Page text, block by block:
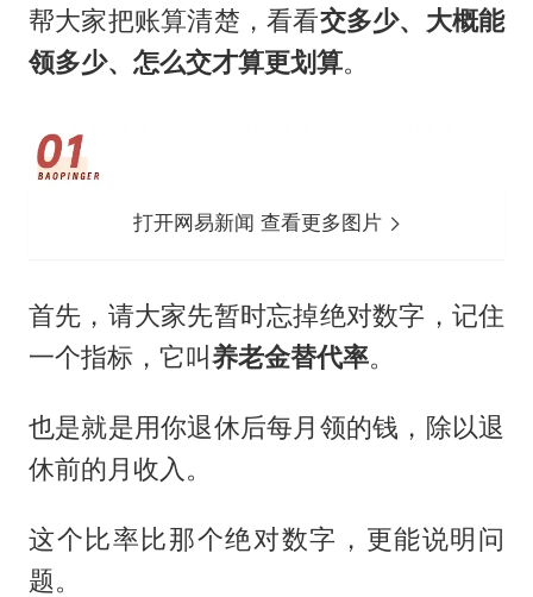
帮大家把账算清楚，看看交多少、大概能
领多少、怎么交才算更划算。
打开网易新闻 查看更多图片
首先，请大家先暂时忘掉绝对数字，记住
一个指标，它叫养老金替代率。
也是就是用你退休后每月领的钱，除以退
休前的月收入。
这个比率比那个绝对数字，更能说明问
题。